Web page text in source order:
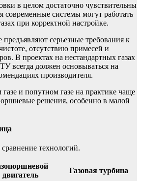
в целом достаточно чувствительны
современные системы могут работать
при корректной настройке.
серьезные требования к
отсутствию примесей и
В проектах на нестандартных газах
всегда должен основываться на
производителя.
и попутном газе на практике чаще
решения, особенно в малой
технологий.
двигатель
Газовая турбина